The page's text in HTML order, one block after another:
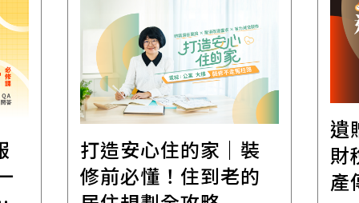
遺贈稅規劃直播課│
財稅專家親授，讓資
產傳承更有效率
百
經